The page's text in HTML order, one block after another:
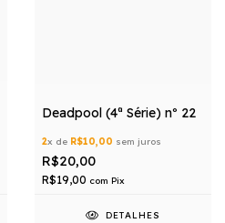
Deadpool (4ª Série) nº 22
2x de R$10,00 sem juros
R$20,00
R$19,00 com Pix
DETALHES